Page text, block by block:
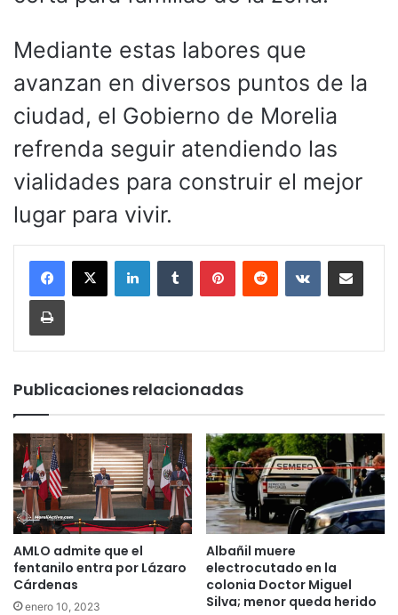
Mediante estas labores que
avanzan en diversos puntos de la
ciudad, el Gobierno de Morelia
refrenda seguir atendiendo las
vialidades para construir el mejor
lugar para vivir.
LinkedInTumblr PinterestReddit VKontakteCompartir por
Imprimir
Publicaciones relacionadas
AMLO admite que el
fentanilo entra por Lázaro
Cárdenas
enero 10, 2023
Albañil muere
electrocutado en la
colonia Doctor Miguel
Silva; menor queda herido